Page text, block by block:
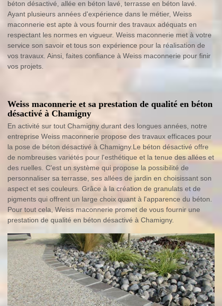
béton désactivé, allée en béton lavé, terrasse en béton lavé.
Ayant plusieurs années d'expérience dans le métier, Weiss
maconnerie est apte à vous fournir des travaux adéquats en
respectant les normes en vigueur. Weiss maconnerie met à votre
service son savoir et tous son expérience pour la réalisation de
vos travaux. Ainsi, faites confiance à Weiss maconnerie pour finir
vos projets.
Weiss maconnerie et sa prestation de qualité en béton
désactivé à Chamigny
En activité sur tout Chamigny durant des longues années, notre
entreprise Weiss maconnerie propose des travaux efficaces pour
la pose de béton désactivé à Chamigny.Le béton désactivé offre
de nombreuses variétés pour l'esthétique et la tenue des allées et
des ruelles. C'est un système qui propose la possibilité de
personnaliser sa terrasse, ses allées de jardin en choisissant son
aspect et ses couleurs. Grâce à la création de granulats et de
pigments qui offrent un large choix quant à l'apparence du béton.
Pour tout cela, Weiss maconnerie promet de vous fournir une
prestation de qualité en béton désactivé à Chamigny.